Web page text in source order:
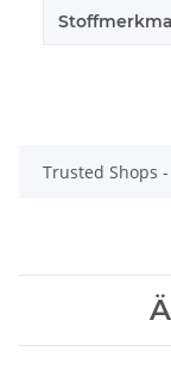
Trusted Shops